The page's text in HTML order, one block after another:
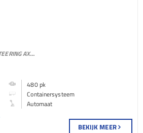
NEW HYVA 26-60S LIFT+STEERING AXLE STANDKLIMA ACC EURO 6
480 pk
Containersysteem
Automaat
BEKIJK MEER